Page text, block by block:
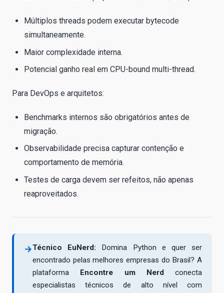
Múltiplos threads podem executar bytecode
simultaneamente.
Maior complexidade interna.
Potencial ganho real em CPU-bound multi-thread.
Para DevOps e arquitetos:
Benchmarks internos são obrigatórios antes de
migração.
Observabilidade precisa capturar contenção e
comportamento de memória.
Testes de carga devem ser refeitos, não apenas
reaproveitados.
→Técnico EuNerd: Domina Python e quer ser
encontrado pelas melhores empresas do Brasil? A
plataforma Encontre um Nerdconecta
especialistas técnicos de alto nível com